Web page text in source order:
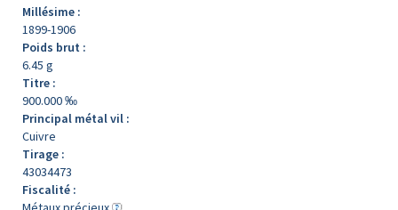
Millésime :
1899-1906
Poids brut :
6.45 g
Titre :
900.000 ‰
Principal métal vil :
Cuivre
Tirage :
43034473
Fiscalité :